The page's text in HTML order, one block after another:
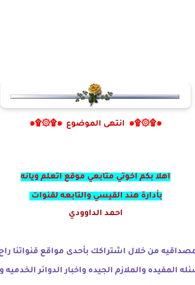
๑۩۞۩๑ انتهى الموضوع ๑۩۞۩๑
اهلا بكم اخوتي متابعي موقع اتعلم ويانه
بأدارة هند القيسي والتابعه لقنوات
احمد الداوودي
من خلال اشتراكك بأحدى مواقع قنواتنا
المفيده والملازم الجيده واخبار الدوائر